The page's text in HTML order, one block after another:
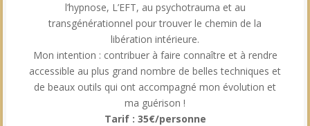
l’hypnose, L’EFT, au psychotrauma et au
transgénérationnel pour trouver le chemin de la
libération intérieure.
Mon intention : contribuer à faire connaître et à rendre
accessible au plus grand nombre de belles techniques et
de beaux outils qui ont accompagné mon évolution et
ma guérison !
Tarif : 35€/personne